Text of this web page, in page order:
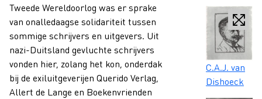
Tweede Wereldoorlog was er sprake
van onalledaagse solidariteit tussen
sommige schrijvers en uitgevers. Uit
nazi-Duitsland gevluchte schrijvers
vonden hier, zolang het kon, onderdak
bij de exiluitgeverijen Querido Verlag,
Allert de Lange en Boekenvrienden
Caption
C.A.J. van
Dishoeck